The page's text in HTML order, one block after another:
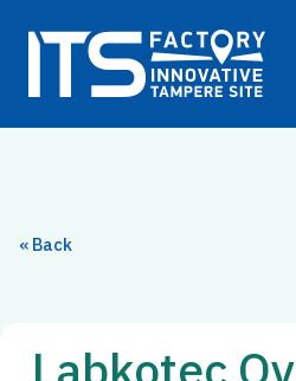
sisältöön
« Back